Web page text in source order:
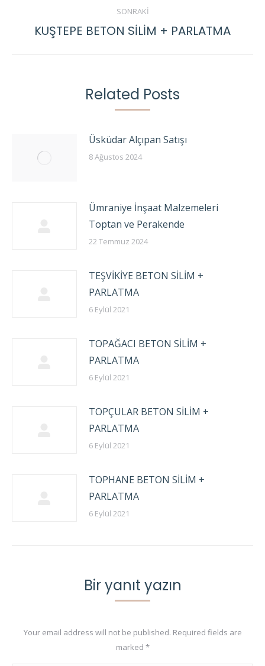
SONRAKI
Next
KUŞTEPE BETON SİLİM + PARLATMA
Related Posts
Üsküdar Alçıpan Satışı
8 Ağustos 2024
Ümraniye İnşaat Malzemeleri
Toptan ve Perakende
22 Temmuz 2024
TEŞVİKİYE BETON SİLİM +
PARLATMA
6 Eylül 2021
TOPAĞACI BETON SİLİM +
PARLATMA
6 Eylül 2021
TOPÇULAR BETON SİLİM +
PARLATMA
6 Eylül 2021
TOPHANE BETON SİLİM +
PARLATMA
6 Eylül 2021
Bir yanıt yazın
Your email address will not be published. Required fields are
marked *